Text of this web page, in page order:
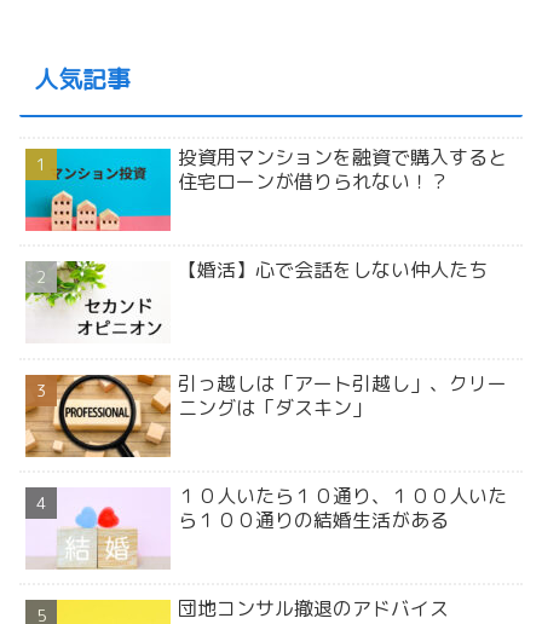
人気記事
投資用マンションを融資で購入すると
住宅ローンが借りられない！？
【婚活】心で会話をしない仲人たち
引っ越しは「アート引越し」、クリー
ニングは「ダスキン」
１０人いたら１０通り、１００人いた
ら１００通りの結婚生活がある
団地コンサル撤退のアドバイス